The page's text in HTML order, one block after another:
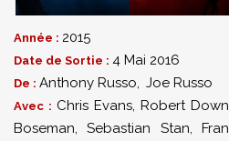
Année : 2015
Date de Sortie : 4 Mai 2016
De : Anthony Russo, Joe Russo
Avec : Chris Evans, Robert
Boseman,Sebastian Stan,